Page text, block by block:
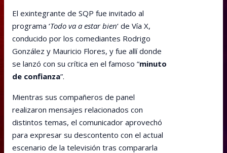
El exintegrante de SQP fue invitado al
programa ‘Todo va a estar bien‘ de Vía X,
conducido por los comediantes Rodrigo
González y Mauricio Flores, y fue allí donde
se lanzó con su crítica en el famoso “minuto
de confianza”.
Mientras sus compañeros de panel
realizaron mensajes relacionados con
distintos temas, el comunicador aprovechó
para expresar su descontento con el actual
escenario de la televisión tras compararla